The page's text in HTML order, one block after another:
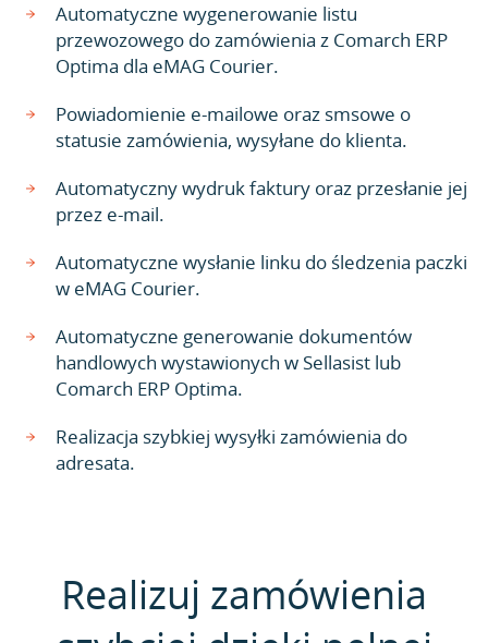
Automatyczne wygenerowanie listu
przewozowego do zamówienia z Comarch ERP
Optima dla eMAG Courier.
Powiadomienie e-mailowe oraz smsowe o
statusie zamówienia, wysyłane do klienta.
Automatyczny wydruk faktury oraz przesłanie jej
przez e-mail.
Automatyczne wysłanie linku do śledzenia paczki
w eMAG Courier.
Automatyczne generowanie dokumentów
handlowych wystawionych w Sellasist lub
Comarch ERP Optima.
Realizacja szybkiej wysyłki zamówienia do
adresata.
Realizuj zamówienia